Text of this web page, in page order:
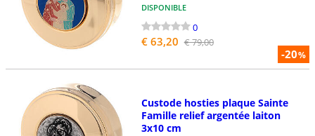
-20%
DISPONIBLE
0
€ 63,20 € 79,00
Custode hosties plaque Sainte
Famille relief argentée laiton
3x10 cm